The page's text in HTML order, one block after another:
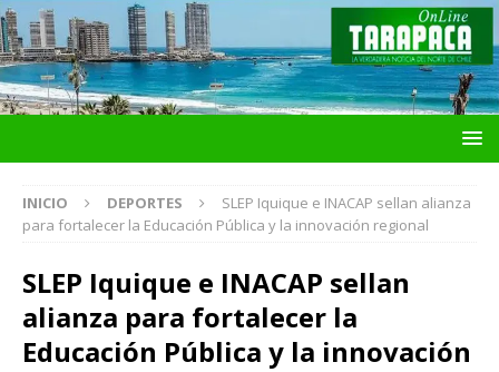
INICIO DEPORTES
SLEP Iquique e INACAP sellan alianza
para fortalecer la Educación Pública y la innovación regional
SLEP Iquique e INACAP sellan
alianza para fortalecer la
Educación Pública y la innovación